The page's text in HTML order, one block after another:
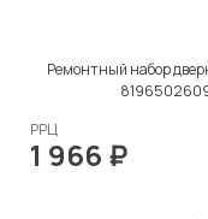
Ремонтный набор
РРЦ
1 966 ₽